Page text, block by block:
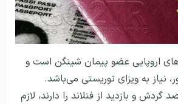
اروپایی عضو پیمان شینگن است و
نیاز به ویزای توریستی می‌باشد.
گردش و بازدید از فنلاند را دارند، لازم